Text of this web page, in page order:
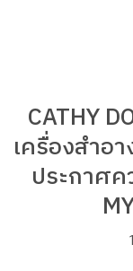
CATHY
เครื่องสำอ
ประกาศค